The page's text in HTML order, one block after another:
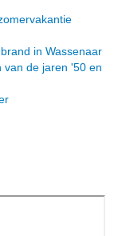
in Wassenaar
van de jaren '50 en